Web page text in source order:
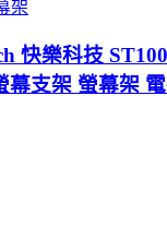
架
快樂科技
幕支架 螢幕架